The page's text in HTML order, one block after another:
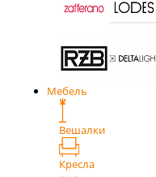
Мебель
Вешалки
Кресла